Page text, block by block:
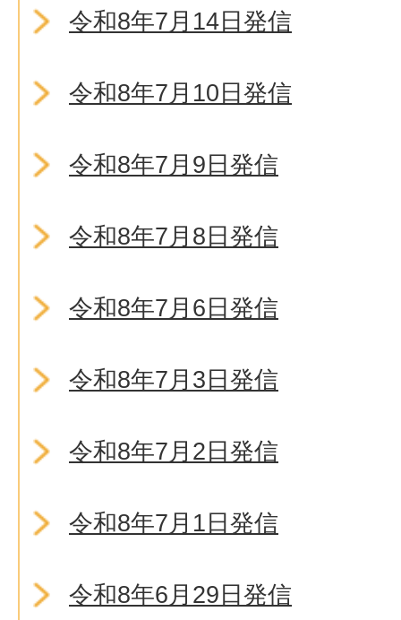
令和8年7月14日発信
令和8年7月10日発信
令和8年7月9日発信
令和8年7月8日発信
令和8年7月6日発信
令和8年7月3日発信
令和8年7月2日発信
令和8年7月1日発信
令和8年6月29日発信